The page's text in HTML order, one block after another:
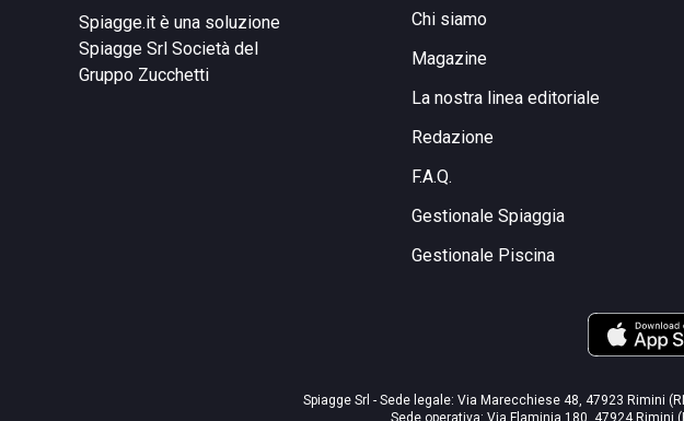
Spiagge.it è una soluzione
Spiagge Srl Società del
Gruppo Zucchetti
Chi siamo
Magazine
La nostra linea editoriale
Redazione
F.A.Q.
Gestionale Spiaggia
Gestionale Piscina
Spiagge Srl - Sede legale: Via Marecchiese 48, 47923 Rimini
Sede operativa: Via Flaminia 180, 47924 Rimini